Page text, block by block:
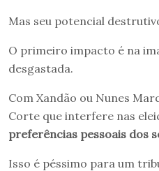
Mas seu potencial
O primeiro impacto é na
desgastada.
Com Xandão ou Nunes
Corte que interfere nas
preferências pessoais dos
Isso é péssimo para um